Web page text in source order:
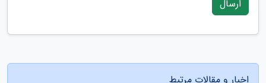
ارسال
اخبار و مقالات مرتبط